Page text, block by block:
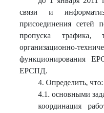
связи и
присоединения
пропуска трафика,
организационно-
функционирования
ЕРСПД.
4. Определить, что:
4.1. основными
координация